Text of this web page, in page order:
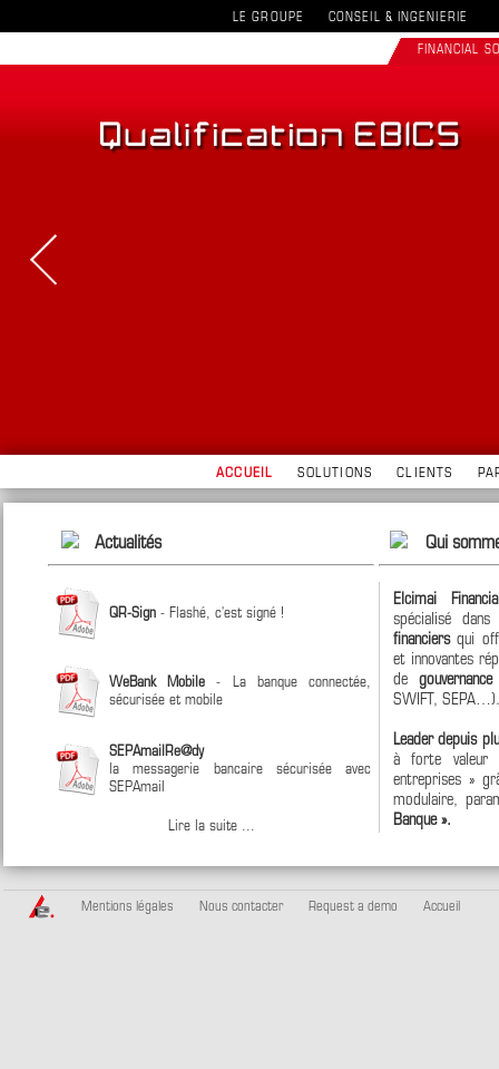
LE GROUPE CONSEIL & INGENIERIE
FINANCIAL
ACCUEIL SOLUTIONS CLIENTS
Actualités
QR-Sign - Flashé, c'est signé !
WeBank Mobile- La banque connectée,
sécurisée et mobile
SEPAmailRe@dy
la messagerie bancaire sécurisée avec
SEPAmail
Lire la suite ...
Qui
Elcimai
spécialisé
financiersqui
et innovantes
de
SWIFT, SEPA…).
Leader depuis
à forte valeur
entreprises »
modulaire,
Banque ».
Mentions légales Nous contacter Request a demo Accueil